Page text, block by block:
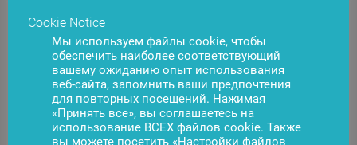
специалистов. Возможно, это одна из причин,
отчего молодые люди выбирают работу за
рубежом – вместо того, чтобы делать успешную
карьеру у себя на родине. Поэтому такие встречи
бизнес- и университетского сообщества являются
возможностью лучше познакомиться с литовским
бизнесом, понять тенденции на рынке труда и
ожидания работодателей, а также завязать
Cookie Notice
Мы используем файлы cookie, чтобы
обеспечить наиболее соответствующий
вашему ожиданию опыт использования
веб-сайта, запомнить ваши предпочтения
для повторных посещений. Нажимая
«Принять все», вы соглашаетесь на
использование ВСЕХ файлов cookie. Также
вы можете посетить «Настройки файлов